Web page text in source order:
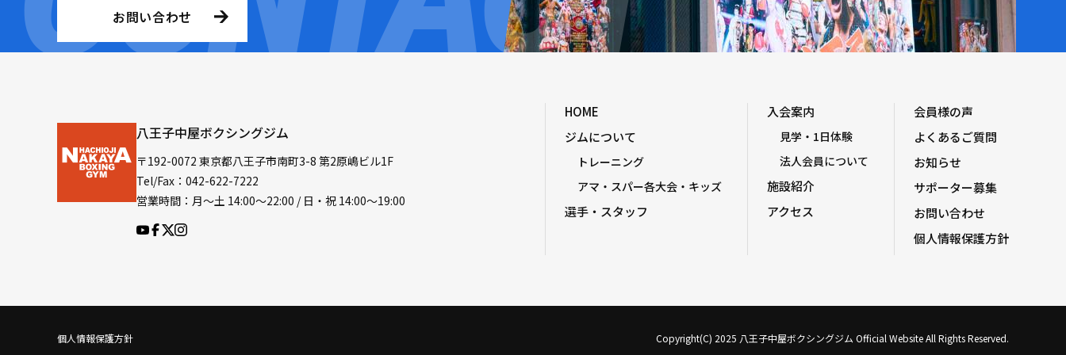
お問い合わせ
八王子中屋ボクシングジム
〒192-0072 東京都八王子市南町3-8 第2原嶋ビル1F
Tel/Fax：042-622-7222
営業時間：月〜土 14:00〜22:00 / 日・祝 14:00〜19:00
HOME
ジムについて
トレーニング
アマ・スパー各大会・キッズ
選手・スタッフ
入会案内
見学・1日体験
法人会員について
施設紹介
アクセス
会員様の声
よくあるご質問
お知らせ
サポーター募集
お問い合わせ
個人情報保護方針
個人情報保護方針 Copyright(C) 2025 八王子中屋ボクシングジム Official Website All Rights Reserved.